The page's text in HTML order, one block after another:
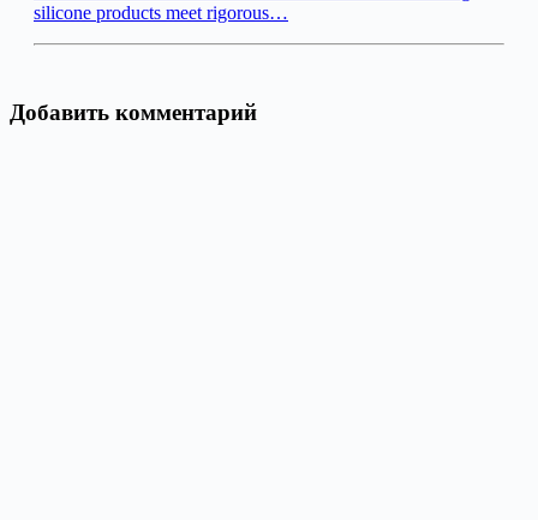
silicone products meet rigorous…
Добавить комментарий